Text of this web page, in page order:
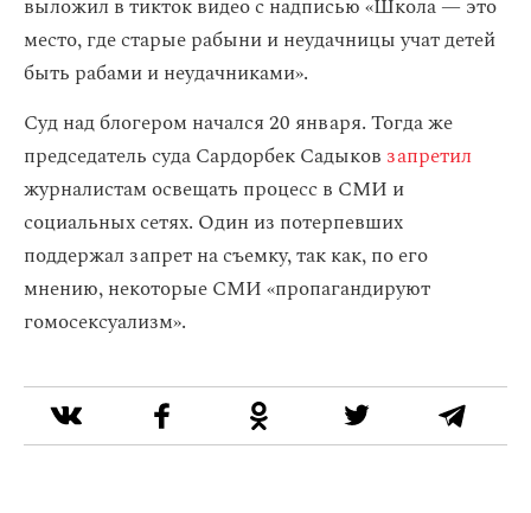
выложил в тикток видео с надписью «Школа — это
место, где старые рабыни и неудачницы учат детей
быть рабами и неудачниками».
Суд над блогером начался 20 января. Тогда же
председатель суда Сардорбек Садыков запретил
журналистам освещать процесс в СМИ и
социальных сетях. Один из потерпевших
поддержал запрет на съемку, так как, по его
мнению, некоторые СМИ «пропагандируют
гомосексуализм».